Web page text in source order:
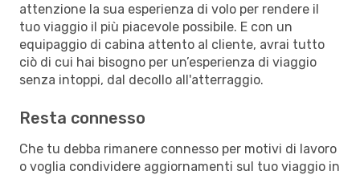
attenzione la sua esperienza di volo per rendere il
tuo viaggio il più piacevole possibile. E con un
equipaggio di cabina attento al cliente, avrai tutto
ciò di cui hai bisogno per un’esperienza di viaggio
senza intoppi, dal decollo all'atterraggio.
Resta connesso
Che tu debba rimanere connesso per motivi di lavoro
o voglia condividere aggiornamenti sul tuo viaggio in